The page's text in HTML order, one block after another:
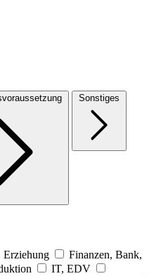
Sonstiges
Finanzen, Bank,
IT, EDV